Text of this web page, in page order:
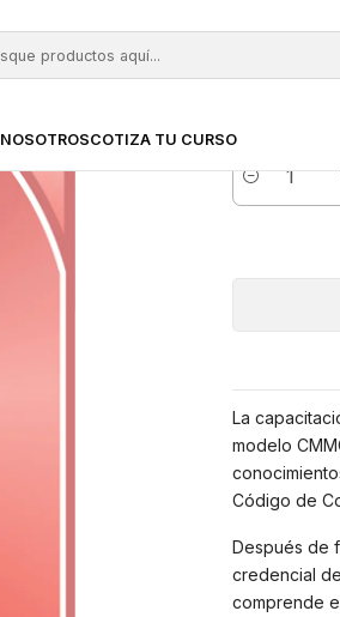
NOSOTROSCOTIZA TU CURSO
Cantidad
La
modelo
Código de
Después de
credencial
comprende